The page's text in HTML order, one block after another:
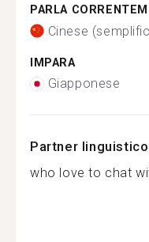
PARLA
Cinese
IMPARA
Giapponese
Partner
who love to chat